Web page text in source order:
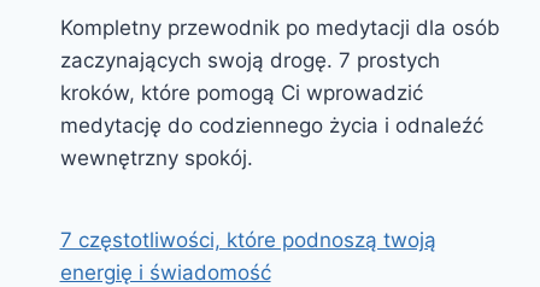
Kompletny przewodnik po medytacji dla osób
zaczynających swoją drogę. 7 prostych
kroków, które pomogą Ci wprowadzić
medytację do codziennego życia i odnaleźć
wewnętrzny spokój.
7 częstotliwości, które podnoszą twoją
energię i świadomość